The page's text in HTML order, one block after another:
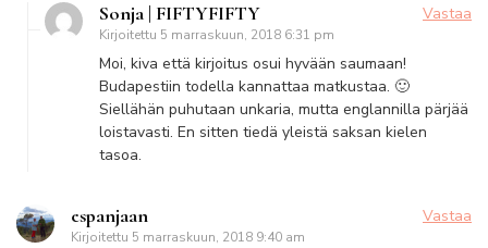
Sonja | FIFTYFIFTY
Kirjoitettu 5 marraskuun, 2018 6:31 pm
Vastaa
Moi, kiva että kirjoitus osui hyvään saumaan!
Budapestiin todella kannattaa matkustaa. 🙂
Siellähän puhutaan unkaria, mutta englannilla pärjää
loistavasti. En sitten tiedä yleistä saksan kielen
tasoa.
espanjaan
Kirjoitettu 5 marraskuun, 2018 9:40 am
Vastaa